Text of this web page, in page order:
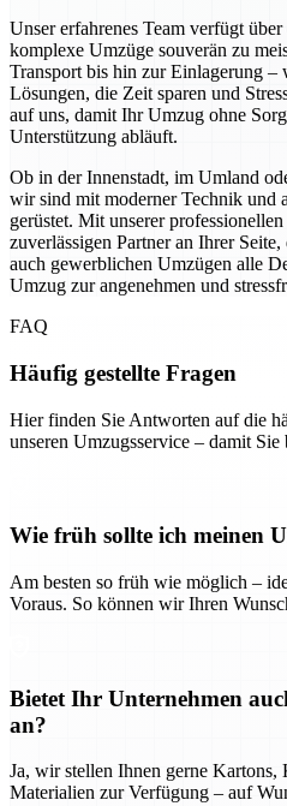
Unser erfahrenes Team verfügt
komplexe Umzüge souverän zu
Transport bis hin zur Einlagerung –
Lösungen, die Zeit sparen und
auf uns, damit Ihr Umzug ohne
Unterstützung abläuft.
Ob in der Innenstadt, im Umland
wir sind mit moderner Technik und
gerüstet. Mit unserer
zuverlässigen Partner an Ihrer
auch gewerblichen Umzügen alle
Umzug zur angenehmen und
FAQ
Häufig gestellte Fragen
Hier finden Sie Antworten auf die
unseren Umzugsservice – damit Sie
Wie früh sollte ich meinen
Am besten so früh wie möglich –
Voraus. So können wir Ihren
Bietet Ihr Unternehmen
an?
Ja, wir stellen Ihnen gerne Kartons,
Materialien zur Verfügung – auf